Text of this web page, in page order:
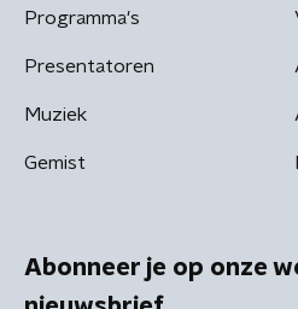
Programma's
Presentatoren
Muziek
Gemist
Abonneer je op onze